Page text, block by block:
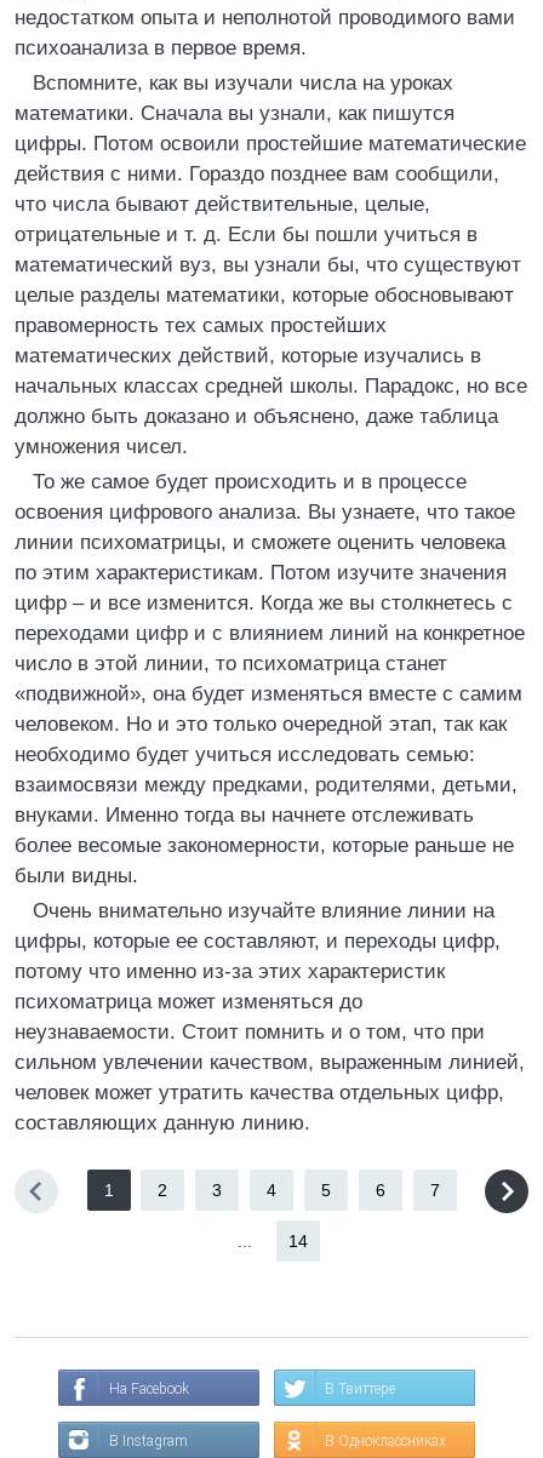
недостатком опыта и неполнотой проводимого вами
психоанализа в первое время.
Вспомните, как вы изучали числа на уроках
математики. Сначала вы узнали, как пишутся
цифры. Потом освоили простейшие математические
действия с ними. Гораздо позднее вам сообщили,
что числа бывают действительные, целые,
отрицательные и т. д. Если бы пошли учиться в
математический вуз, вы узнали бы, что существуют
целые разделы математики, которые обосновывают
правомерность тех самых простейших
математических действий, которые изучались в
начальных классах средней школы. Парадокс, но все
должно быть доказано и объяснено, даже таблица
умножения чисел.
То же самое будет происходить и в процессе
освоения цифрового анализа. Вы узнаете, что такое
линии психоматрицы, и сможете оценить человека
по этим характеристикам. Потом изучите значения
цифр – и все изменится. Когда же вы столкнетесь с
переходами цифр и с влиянием линий на конкретное
число в этой линии, то психоматрица станет
«подвижной», она будет изменяться вместе с самим
человеком. Но и это только очередной этап, так как
необходимо будет учиться исследовать семью:
взаимосвязи между предками, родителями, детьми,
внуками. Именно тогда вы начнете отслеживать
более весомые закономерности, которые раньше не
были видны.
Очень внимательно изучайте влияние линии на
цифры, которые ее составляют, и переходы цифр,
потому что именно из-за этих характеристик
психоматрица может изменяться до
неузнаваемости. Стоит помнить и о том, что при
сильном увлечении качеством, выраженным линией,
человек может утратить качества отдельных цифр,
составляющих данную линию.
1 2 3 4 5 6 7
14
На Facebook В Твиттере
В Instagram В Одноклассниках